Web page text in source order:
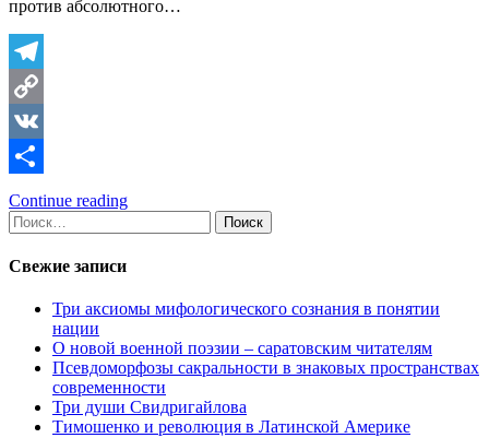
против абсолютного…
Telegram
Copy
Link
VK
Отправить
Continue reading
Найти:
Свежие записи
Три аксиомы мифологического сознания в понятии
нации
О новой военной поэзии – саратовским читателям
Псевдоморфозы сакральности в знаковых пространствах
современности
Три души Свидригайлова
Тимошенко и революция в Латинской Америке